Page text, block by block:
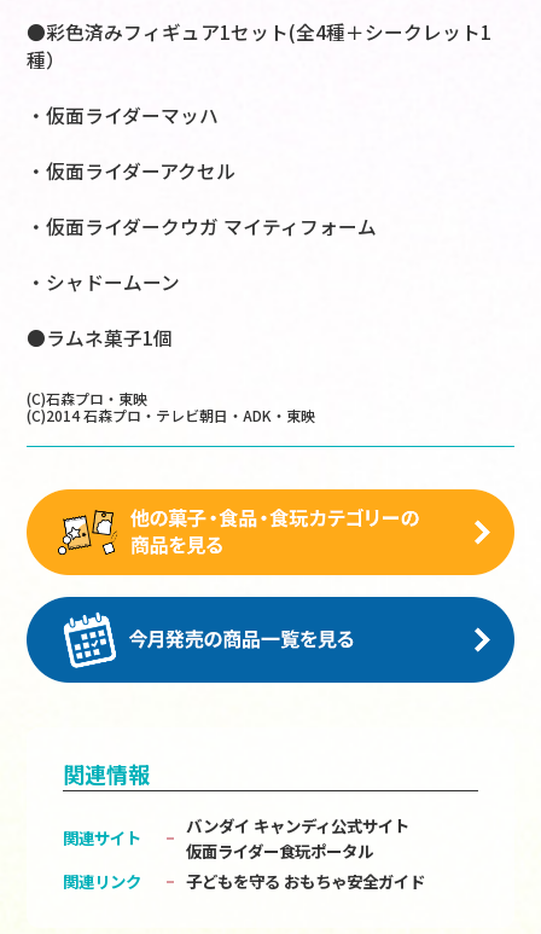
●彩色済みフィギュア1セット(全4種＋シークレット1
種）
・仮面ライダーマッハ
・仮面ライダーアクセル
・仮面ライダークウガ マイティフォーム
・シャドームーン
●ラムネ菓子1個
(C)石森プロ・東映
(C)2014 石森プロ・テレビ朝日・ADK・東映
関連情報
関連サイト
バンダイ キャンディ公式サイト
仮面ライダー食玩ポータル
関連リンク
子どもを守る おもちゃ安全ガイド